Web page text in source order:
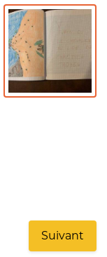
Suivant